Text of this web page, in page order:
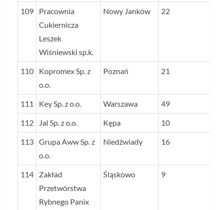
109
Pracownia
Cukiernicza
Leszek
Wiśniewski sp.k.
Nowy Janków 22
110
Kopromex Sp. z
o.o.
Poznań 21
111 Key Sp. z o.o. Warszawa 49
112 Jal Sp. z o.o. Kępa 10
113 Grupa Aww Sp. z
o.o.
Niedźwiady 16
114
Zakład
Przetwórstwa
Rybnego Panix
Śląskowo 9